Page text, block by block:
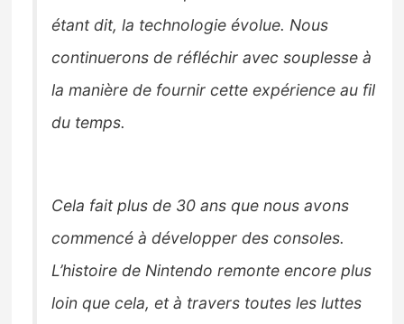
étant dit, la technologie évolue. Nous
continuerons de réfléchir avec souplesse à
la manière de fournir cette expérience au fil
du temps.
Cela fait plus de 30 ans que nous avons
commencé à développer des consoles.
L’histoire de Nintendo remonte encore plus
loin que cela, et à travers toutes les luttes